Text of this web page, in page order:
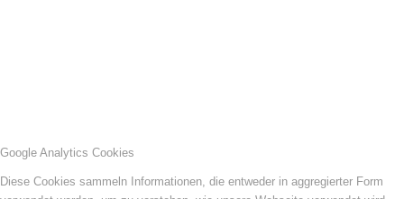
Google Analytics Cookies
Diese Cookies sammeln Informationen, die entweder in aggregierter Form